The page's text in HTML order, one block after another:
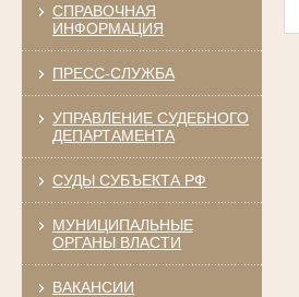
СПРАВОЧНАЯ
ИНФОРМАЦИЯ
ПРЕСС-СЛУЖБА
УПРАВЛЕНИЕ СУДЕБНОГО
ДЕПАРТАМЕНТА
СУДЫ СУБЪЕКТА РФ
МУНИЦИПАЛЬНЫЕ
ОРГАНЫ ВЛАСТИ
ВАКАНСИИ